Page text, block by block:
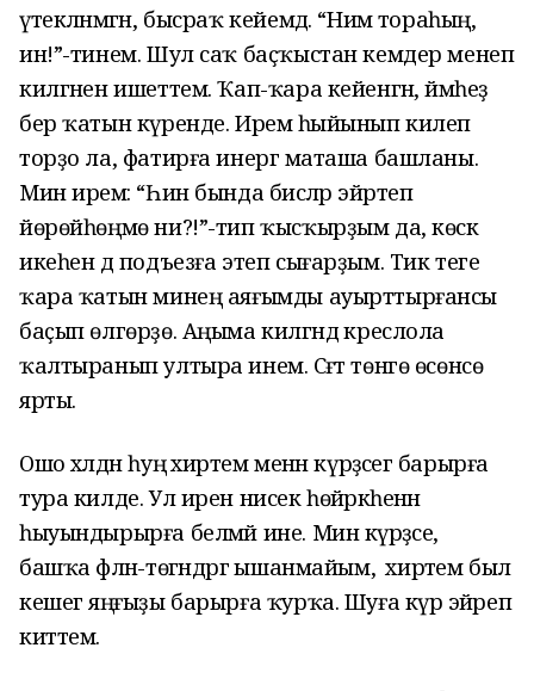
үтекләнмәгән, бысраҡ кейемдә. “Нимә тораһың,
ин!”-тинем. Шул саҡ баҫҡыстан кемдер менеп
килгәнен ишеттем. Ҡап-ҡара кейенгән, йәмһеҙ
бер ҡатын күренде. Иремә һыйынып килеп
торҙо ла, фатирға инергә маташа башланы.
Мин иремә: “Һин бында бисәләр эйәртеп
йөрөйһөңмө ни?!”-тип ҡысҡырҙым да, көскә
икеһен дә подъезға этеп сығарҙым. Тик теге
ҡара ҡатын минең аяғымды ауырттырғансы
баҫып өлгөрҙө. Аңыма килгәндә креслола
ҡалтыранып ултыра инем. Сәғәт төнгө өсөнсө
ярты.
Ошо хәлдән һуң әхирәтем менән күрәҙәсегә барырға
тура килде. Ул ирен нисек һөйәркәһенән
һыуындырырға белмәй ине. Мин күрәҙәсе,
башҡа фәлән-төгәндәргә ышанмайым, ә әхирәтем был
кешегә яңғыҙы барырға ҡурҡа. Шуға күрә эйәреп
киттем.